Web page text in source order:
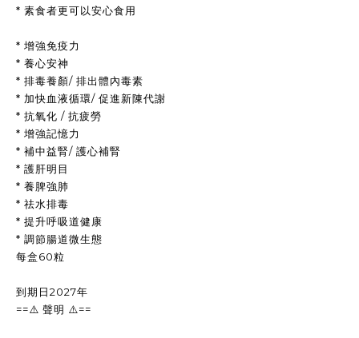
* 素食者更可以安心食用
* 增強免疫力
* 養心安神
* 排毒養顏/ 排出體內毒素
* 加快血液循環/ 促進新陳代謝
* 抗氧化 / 抗疲勞
* 增強記憶力
* 補中益腎/ 護心補腎
* 護肝明目
* 養脾強肺
* 祛水排毒
* 提升呼吸道健康
* 調節腸道微生態
每盒60粒
到期日2027年
==⚠️ 聲明 ⚠️==